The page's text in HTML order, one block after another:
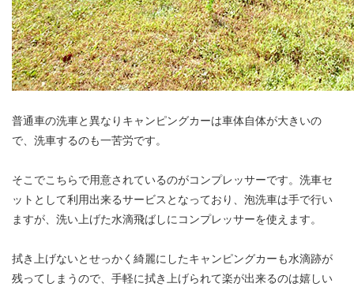
普通車の洗車と異なりキャンピングカーは車体自体が大きいの
で、洗車するのも一苦労です。
そこでこちらで用意されているのがコンプレッサーです。洗車セ
ットとして利用出来るサービスとなっており、泡洗車は手で行い
ますが、洗い上げた水滴飛ばしにコンプレッサーを使えます。
拭き上げないとせっかく綺麗にしたキャンピングカーも水滴跡が
残ってしまうので、手軽に拭き上げられて楽が出来るのは嬉しい